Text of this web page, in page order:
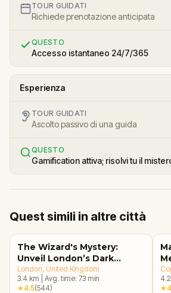
TOUR GUIDATI
Richiede prenotazione anticipata
QUESTO
Accesso istantaneo 24/7/365
Esperienza
TOUR GUIDATI
Ascolto passivo di una guida
QUESTO
Gamification attiva; risolvi tu il
Quest simili in altre città
The Wizard's Mystery:
Unveil London’s Dark
Secrets Escape Game
London , United Kingdom
3.4 km Avg. time: 73 min
★4.5(544)
4.2
★